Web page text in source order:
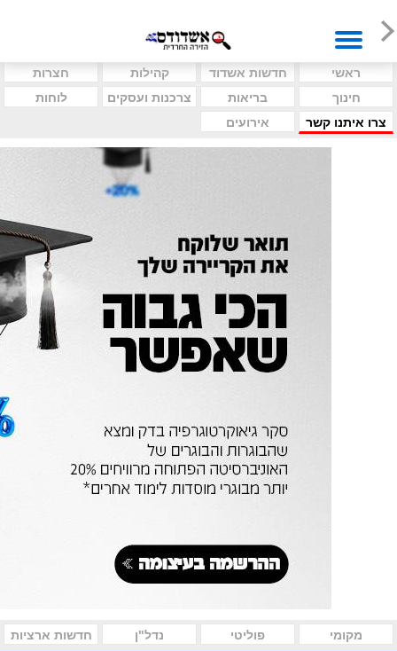
ראשי חדשות אשדוד קהילות
חצרות
חינוך
בריאות צרכנות ועסקים
לוחות
צרו איתנו קשר
אירועים
מקומי פוליטי נדל"ן חדשות ארציות